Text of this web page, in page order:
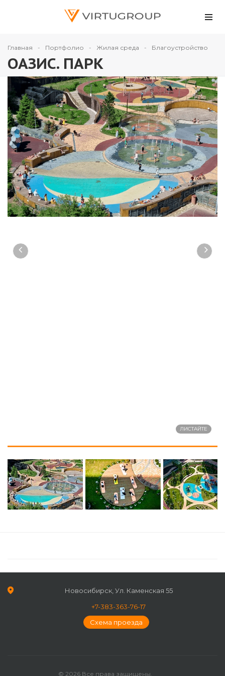
Главная Портфолио Жилая среда Благоустройство
ОАЗИС. ПАРК
Новосибирск, Ул. Каменская 55
+7-383-363-76-17
Схема проезда
© 2026 Все права защищены.